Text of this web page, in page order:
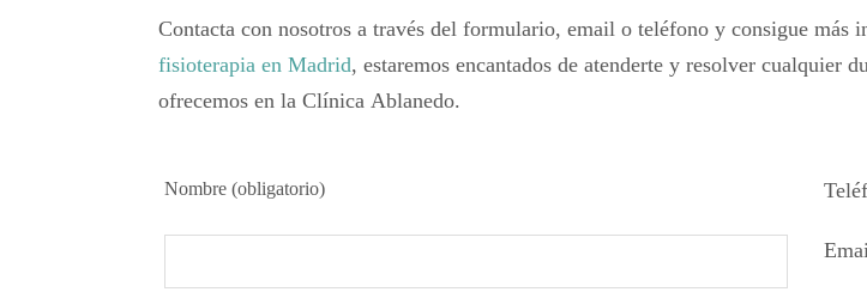
Contacta con nosotros a través del formulario, email o teléfono y consigue más
fisioterapia en Madrid, estaremos encantados de atenderte y resolver cualquier
ofrecemos en la Clínica Ablanedo.
Nombre (obligatorio)